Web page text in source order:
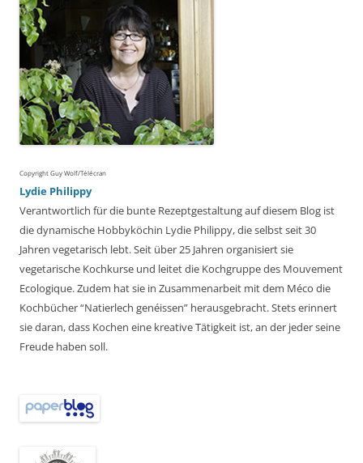
Copyright Guy Wolf/Télécran
Lydie Philippy
Verantwortlich für die bunte Rezeptgestaltung auf diesem Blog ist
die dynamische Hobbyköchin Lydie Philippy, die selbst seit 30
Jahren vegetarisch lebt. Seit über 25 Jahren organisiert sie
vegetarische Kochkurse und leitet die Kochgruppe des Mouvement
Ecologique. Zudem hat sie in Zusammenarbeit mit dem Méco die
Kochbücher “Natierlech genéissen” herausgebracht. Stets erinnert
sie daran, dass Kochen eine kreative Tätigkeit ist, an der jeder seine
Freude haben soll.